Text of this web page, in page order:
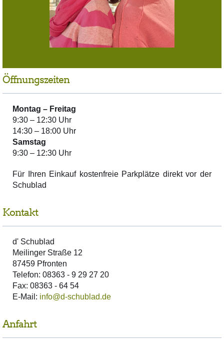
Öffnungszeiten
Montag – Freitag
9:30 – 12:30 Uhr
14:30 – 18:00 Uhr
Samstag
9:30 – 12:30 Uhr
Für Ihren Einkauf kostenfreie Parkplätze direkt vor der
Schublad
Kontakt
d' Schublad
Meilinger Straße 12
87459 Pfronten
Telefon: 08363 - 9 29 27 20
Fax: 08363 - 64 54
E-Mail: info@d-schublad.de
Anfahrt